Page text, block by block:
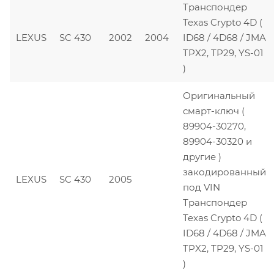
LEXUS SC 430 2002 2004
Транспондер
Texas Crypto 4D (
ID68 / 4D68 / JMA
TPX2, TP29, YS-01
)
LEXUS SC 430 2005
Оригинальный
смарт-ключ (
89904-30270,
89904-30320 и
другие )
закодированный
под VIN
Транспондер
Texas Crypto 4D (
ID68 / 4D68 / JMA
TPX2, TP29, YS-01
)